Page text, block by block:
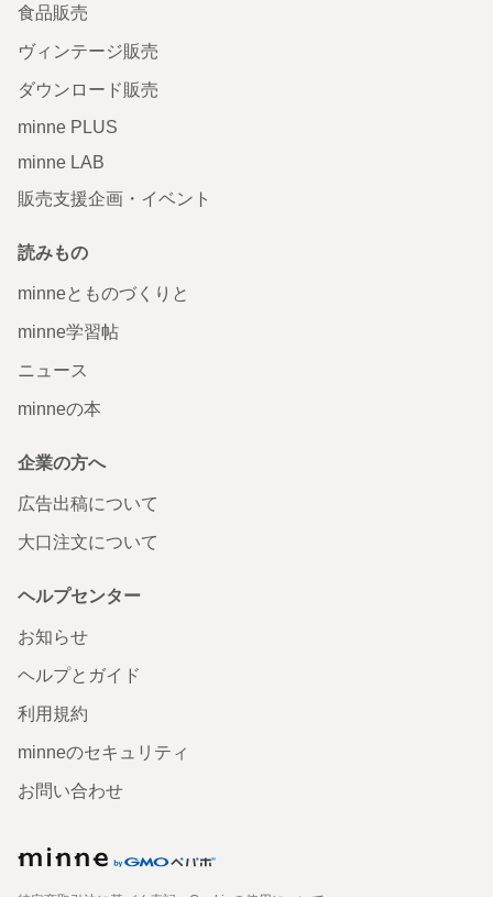
食品販売
ヴィンテージ販売
ダウンロード販売
minne PLUS
minne LAB
販売支援企画・イベント
読みもの
minneとものづくりと
minne学習帖
ニュース
minneの本
企業の方へ
広告出稿について
大口注文について
ヘルプセンター
お知らせ
ヘルプとガイド
利用規約
minneのセキュリティ
お問い合わせ